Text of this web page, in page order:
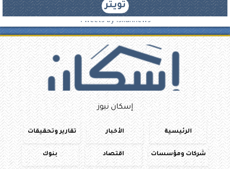
تويتر
Tweets by iskannews
إسكان نيوز
الرئيسية الأخبار تقارير وتحقيقات
شركات ومؤسسات اقتصاد بنوك